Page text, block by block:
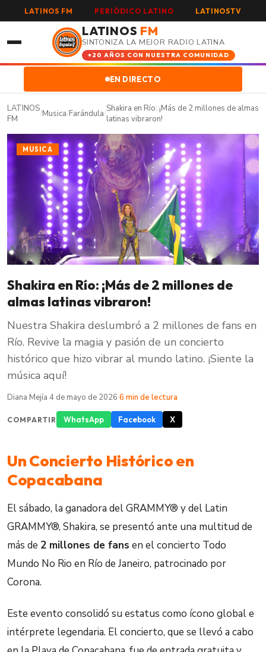
LATINOS FM PERIÓDICO LATINO LATINOSTV
LATINOS FM
SINTONIZA LA MEJOR RADIO LATINA
+20 AÑOS CON NUESTRA COMUNIDAD
EN DIRECTO
LATINOS
FM
/Musica/Farándula/Shakira en Río: ¡Más de 2 millones de almas
latinas vibraron!
MUSICA
Shakira en Río: ¡Más de 2 millones de
almas latinas vibraron!
Nuestra Shakira deslumbró a 2 millones de fans en
Río. Revive la magia y pasión de un concierto
histórico que hizo vibrar al mundo latino. ¡Siente la
música aquí!
Diana Mejía·4 de mayo de 2026·6 min de lectura
COMPARTIR WhatsApp Facebook X
Un Concierto Histórico en
Copacabana
El sábado, la ganadora del GRAMMY® y del Latin
GRAMMY®, Shakira, se presentó ante una multitud de
más de 2 millones de fans en el concierto Todo
Mundo No Rio en Río de Janeiro, patrocinado por
Corona.
Este evento consolidó su estatus como ícono global e
intérprete legendaria. El concierto, que se llevó a cabo